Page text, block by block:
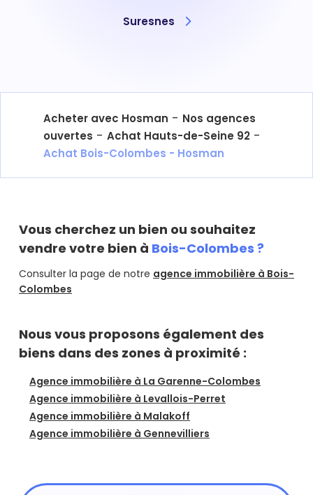
Suresnes
Acheter avec Hosman - Nos agences
ouvertes - Achat Hauts-de-Seine 92 -
Achat Bois-Colombes - Hosman
Vous cherchez un bien ou souhaitez
vendre votre bien à Bois-Colombes ?
Consulter la page de notre agence immobilière à Bois-
Colombes
Nous vous proposons également des
biens dans des zones à proximité :
Agence immobilière à La Garenne-Colombes
Agence immobilière à Levallois-Perret
Agence immobilière à Malakoff
Agence immobilière à Gennevilliers